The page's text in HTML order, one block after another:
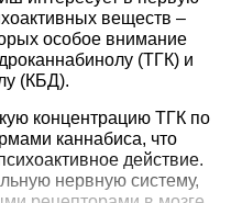
веществ –
особое внимание
(ТГК) и
(КБД).
концентрацию ТГК по
каннабиса, что
действие.
нервную систему,